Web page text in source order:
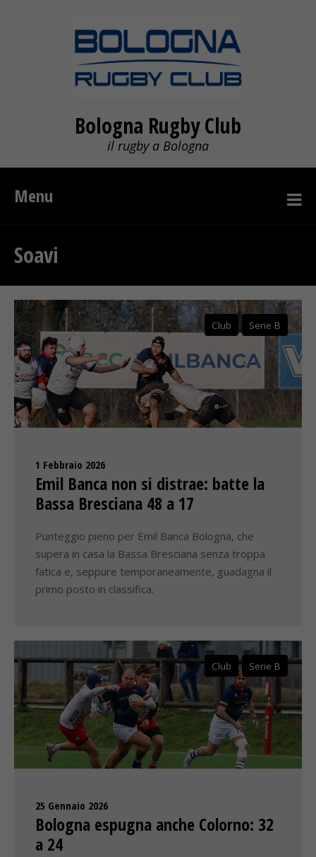
Bologna Rugby Club
il rugby a Bologna
Menu
Soavi
Club Serie B
1 Febbraio 2026
Emil Banca non si distrae: batte la
Bassa Bresciana 48 a 17
Punteggio pieno per Emil Banca Bologna, che
supera in casa la Bassa Bresciana senza troppa
fatica e, seppure temporaneamente, guadagna il
primo posto in classifica.
Club Serie B
25 Gennaio 2026
Bologna espugna anche Colorno: 32
a 24